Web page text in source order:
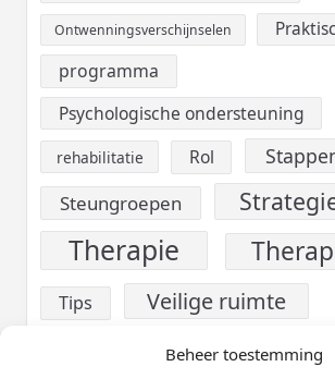
Beheer toestemming
Ontwenningsverschijnselen
programma
Psychologische ondersteuning
rehabilitatie Rol
Steungroepen
Therapie
Tips Veilige ruimte
verslaving Voeding